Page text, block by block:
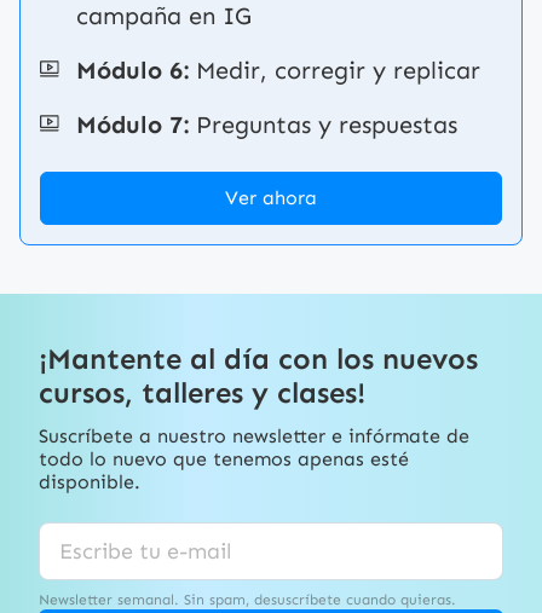
campaña en IG
Módulo 6: Medir, corregir y replicar
Módulo 7: Preguntas y respuestas
Ver ahora
¡Mantente al día con los nuevos
cursos, talleres y clases!
Suscríbete a nuestro newsletter e infórmate de
todo lo nuevo que tenemos apenas esté
disponible.
Newsletter semanal. Sin spam, desuscríbete cuando quieras.